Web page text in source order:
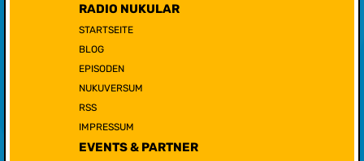
RADIO NUKULAR
STARTSEITE
BLOG
EPISODEN
NUKUVERSUM
RSS
IMPRESSUM
EVENTS & PARTNER